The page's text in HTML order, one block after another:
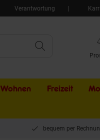
Verantwortung
Wohnen Freizeit
bequem per